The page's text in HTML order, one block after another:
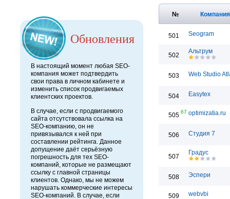
Обновления
В настоящий момент любая SEO-
компания может подтвердить
свои права в личном кабинете и
изменить список продвигаемых
клиентских проектов.
В случае, если с продвигаемого
сайта отсутствовала ссылка на
SEO-компанию, он не
привязывался к ней при
составлении рейтинга. Данное
допущение даёт серьёзную
погрешность для тех SEO-
компаний, которые не размещают
ссылку с главной страницы
клиентов. Однако, мы не можем
нарушать коммерческие интересы
SEO-компаний. В случае, если
№
501 Seogram
502
Альтрум
503 Web Studio
504 Easytex
505 67 optimizatia.ru
506 Студия 7
507
Градус
508 Эспери
509 webvbi